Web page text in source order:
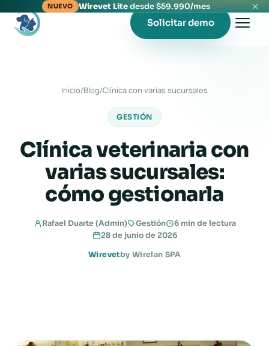
NUEVO Wirevet Litedesde $59.990/mes
Solicitar demo
Inicio/Blog/Clínica con varias sucursales
GESTIÓN
Clínica veterinaria con
varias sucursales:
cómo gestionarla
Rafael Duarte (Admin) Gestión
6 min de lectura
28 de junio de 2026
Wirevetby Wirelan SPA